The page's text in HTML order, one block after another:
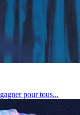
pour tous...